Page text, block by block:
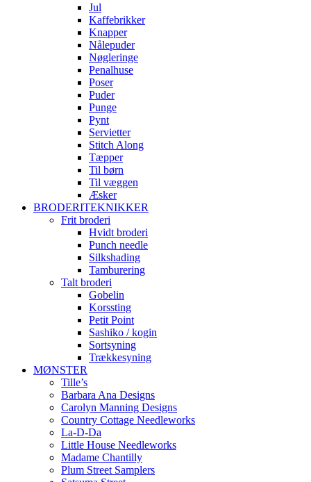
Jul
Kaffebrikker
Knapper
Nålepuder
Nøgleringe
Penalhuse
Poser
Puder
Punge
Pynt
Servietter
Stitch Along
Tæpper
Til børn
Til væggen
Æsker
BRODERITEKNIKKER
Frit broderi
Hvidt broderi
Punch needle
Silkshading
Tamburering
Talt broderi
Gobelin
Korssting
Petit Point
Sashiko / kogin
Sortsyning
Trækkesyning
MØNSTER
Tille’s
Barbara Ana Designs
Carolyn Manning Designs
Country Cottage Needleworks
La-D-Da
Little House Needleworks
Madame Chantilly
Plum Street Samplers